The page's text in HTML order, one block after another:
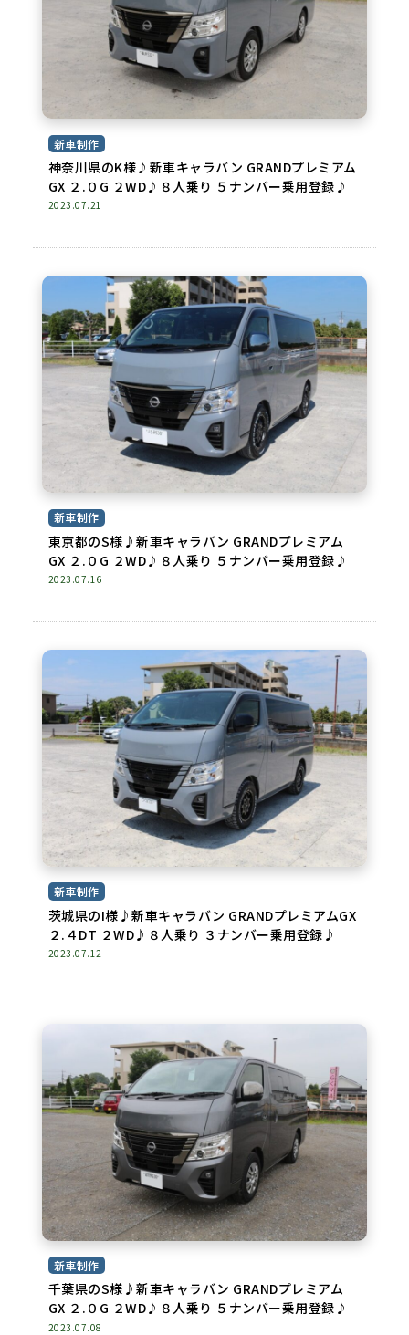
新車制作
神奈川県のK様♪新車キャラバン GRANDプレミアム
GX ２.０G ２WD♪８人乗り ５ナンバー乗用登録♪
2023.07.21
新車制作
東京都のS様♪新車キャラバン GRANDプレミアム
GX ２.０G ２WD♪８人乗り ５ナンバー乗用登録♪
2023.07.16
新車制作
茨城県のI様♪新車キャラバン GRANDプレミアムGX
２.４DT ２WD♪８人乗り ３ナンバー乗用登録♪
2023.07.12
新車制作
千葉県のS様♪新車キャラバン GRANDプレミアム
GX ２.０G ２WD♪８人乗り ５ナンバー乗用登録♪
2023.07.08